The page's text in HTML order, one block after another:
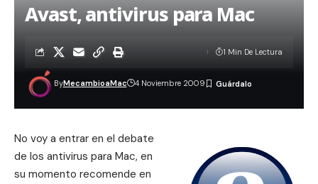
Avast, antivirus para Mac
ByMecambioaMac 4 Noviembre 2009
1 Min De Lectura
No voy a entrar en el debate
de los antivirus para Mac, en
su momento recomende en